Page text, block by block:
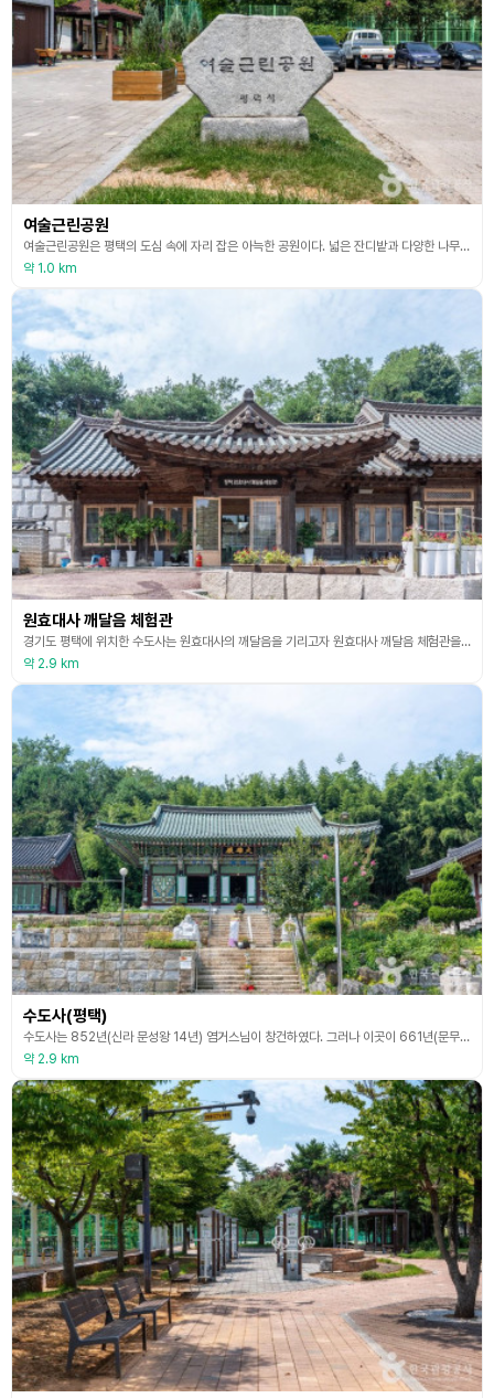
여술근린공원
여술근린공원은 평택의 도심 속에 자리 잡은 아늑한 공원이다. 넓은 잔디밭과 다양한 나무들로 둘러싸여 있어 산책이나 피크닉을 즐기기에 적합하다. 특히, 어린이들을 위한 놀이시설이 잘 갖춰져 있어 가족 단위 방문객들에게 인기가 많다. 공원 내에는 어린이 놀이터와 축구장, 운동장 등이 마련되어 있어 건강한 여가 활동을 즐기기에도 좋은 장소이다. 또한, 계절마다 변화하는 아름다운 꽃과 나무들은 산책이나 조깅을 하는 방문객들에게 시각적인 즐거움을 선사한다. 여
약 1.0 km
원효대사 깨달음 체험관
경기도 평택에 위치한 수도사는 원효대사의 깨달음을 기리고자 원효대사 깨달음 체험관을 운영하고 있다. 삼국유사에 따르면 원효대사께서 의상대사와 당나라 유학길에 오르던 중 수도사 부근 토굴에서 해골을 바가지로 잘못 알고 물을 드시고 문득 깨달음을 얻었다고 한다. 이 깨달음을 현대를 사는 사람들에게 전달하고자 체험관을 운영하고 있다. 원효대사 깨달음 체험을 더욱 심화할 수 있는 템플라이프, 템플스테이와 사찰음식 학습관을 운영하고 있다.
약 2.9 km
수도사(평택)
수도사는 852년(신라 문성왕 14년) 염거스님이 창건하였다. 그러나 이곳이 661년(문무왕 1) 원효대사가 해골물을 마시고 득도한 곳이므로 염거스님이 창건하기 전에도 작은 암자가 있었을 것으로 추정된다. 삼국유사에 따르면 원효대사가 함께 당나라로 유학을 떠나던 중 수도사 근처 바위 굴에서 하루를 머물게 되었는데, 원효대사는 밤에 목이 말라 주변을 더듬어 보니 바가지에 물이 들어 있는 것 같아 시원하게 마셨다. 그러나 다음날 일어나 물을 마시던 바가지가
약 2.9 km